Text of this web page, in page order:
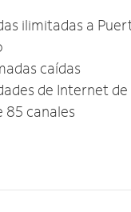
ilimitadas a
caídas
de Internet
85 canales